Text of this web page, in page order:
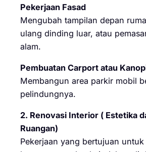
Pekerjaan Fasad
Mengubah tampilan depan
ulang dinding luar, atau
alam.
Pembuatan Carport atau
Membangun area parkir mobil
pelindungnya.
2. Renovasi Interior ( Estetika
Ruangan)
Pekerjaan yang bertujuan